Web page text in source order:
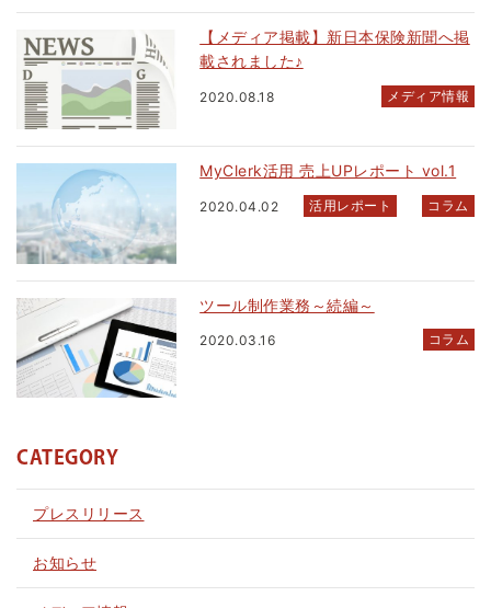
【メディア掲載】新日本保険新聞へ掲
載されました♪
2020.08.18 メディア情報
MyClerk活用 売上UPレポート vol.1
2020.04.02 活用レポート コラム
ツール制作業務～続編～
2020.03.16 コラム
CATEGORY
プレスリリース
お知らせ